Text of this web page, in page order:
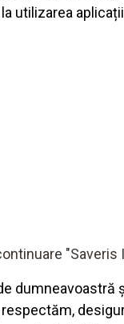
utilizarea
"Saveris